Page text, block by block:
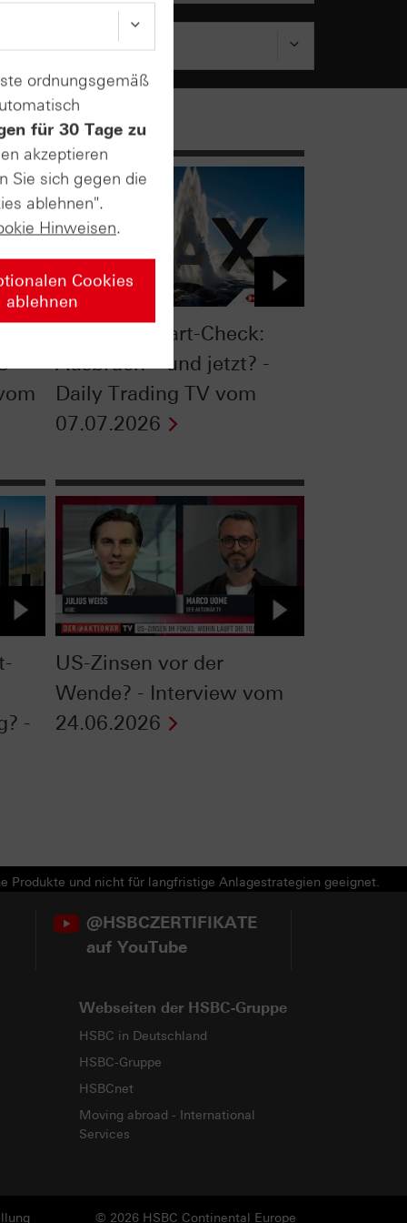
DAX® im Chart-Check:
Ausbruch – und jetzt? -
Daily Trading TV vom
07.07.2026
-
US-Zinsen vor der
Wende? - Interview vom
24.06.2026
Produkte und nicht für langfristige Anlagestrategien geeignet.
@HSBCZERTIFIKATE
auf YouTube
Webseiten der HSBC-Gruppe
HSBC in Deutschland
HSBC-Gruppe
HSBCnet
Moving abroad - International
Services
© 2026 HSBC Continental Europe
ordnungsgemäß
für 30 Tage zu
akzeptieren
Sie sich gegen die
ablehnen".
Hinweisen.
Cookies
ablehnen